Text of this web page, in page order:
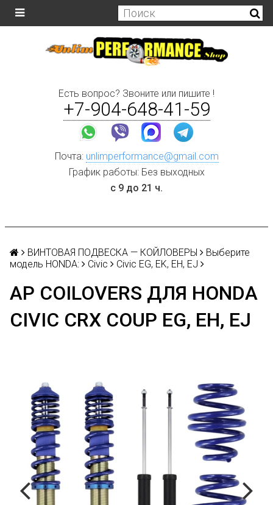
Есть вопрос? Звоните или пишите !
+7-904-648-41-59
Почта: unlimperformance@gmail.com
График работы: Без выходных
с 9 до 21 ч.
ВИНТОВАЯ ПОДВЕСКА — КОЙЛОВЕРЫ
Выберите
модель HONDA:
Civic Civic EG, EK, EH, EJ
AP COILOVERS ДЛЯ HONDA
CIVIC CRX COUP EG, EH, EJ